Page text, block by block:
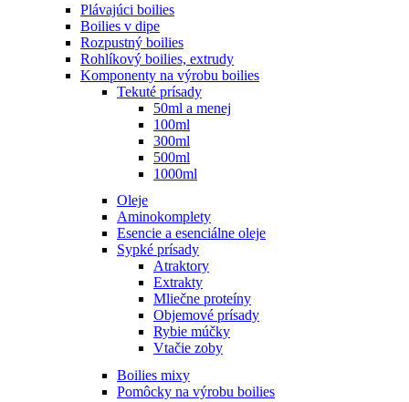
Plávajúci boilies
Boilies v dipe
Rozpustný boilies
Rohlíkový boilies, extrudy
Komponenty na výrobu boilies
Tekuté prísady
50ml a menej
100ml
300ml
500ml
1000ml
Oleje
Aminokomplety
Esencie a esenciálne oleje
Sypké prísady
Atraktory
Extrakty
Mliečne proteíny
Objemové prísady
Rybie múčky
Vtačie zoby
Boilies mixy
Pomôcky na výrobu boilies